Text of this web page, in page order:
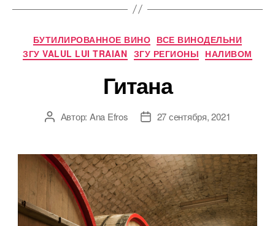
Рубрики
БУТИЛИРОВАННОЕ ВИНО ВСЕ ВИНОДЕЛЬНИ
ЗГУ VALUL LUI TRAIAN ЗГУ РЕГИОНЫ НАЛИВОМ
Гитана
АвторАвтор: Ana Efros
Дата27 сентября, 2021